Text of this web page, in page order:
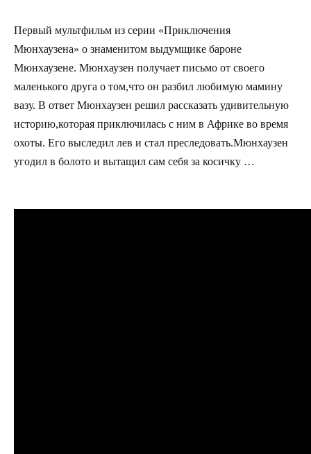
Первый мультфильм из серии «Приключения
Мюнхаузена» о знаменитом выдумщике бароне
Мюнхаузене. Мюнхаузен получает письмо от своего
маленького друга о том,что он разбил любимую мамину
вазу. В ответ Мюнхаузен решил рассказать удивительную
историю,которая приключилась с ним в Африке во время
охоты. Его выследил лев и стал преследовать.Мюнхаузен
угодил в болото и вытащил сам себя за косичку …